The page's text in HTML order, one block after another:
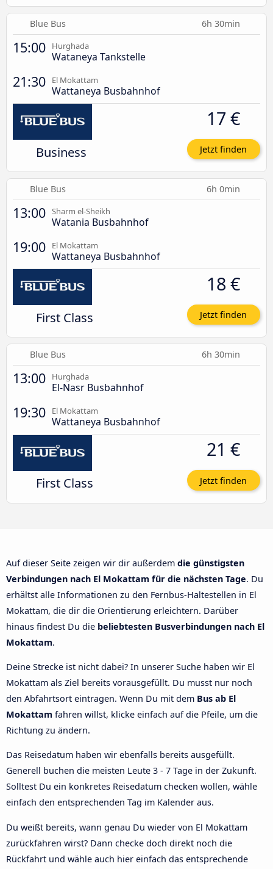
Blue Bus 6h 30min
15:00 Hurghada
Wataneya Tankstelle
21:30 El Mokattam
Wattaneya Busbahnhof
Business
17 €
Jetzt finden
Blue Bus 6h 0min
13:00 Sharm el-Sheikh
Watania Busbahnhof
19:00 El Mokattam
Wattaneya Busbahnhof
First Class
18 €
Jetzt finden
Blue Bus 6h 30min
13:00 Hurghada
El-Nasr Busbahnhof
19:30 El Mokattam
Wattaneya Busbahnhof
First Class
21 €
Jetzt finden
Auf dieser Seite zeigen wir dir außerdem die günstigsten
Verbindungen nach El Mokattam für die nächsten Tage. Du
erhältst alle Informationen zu den Fernbus-Haltestellen in El
Mokattam, die dir die Orientierung erleichtern. Darüber
hinaus findest Du die beliebtesten Busverbindungen nach El
Mokattam.
Deine Strecke ist nicht dabei? In unserer Suche haben wir El
Mokattam als Ziel bereits vorausgefüllt. Du musst nur noch
den Abfahrtsort eintragen. Wenn Du mit dem Bus ab El
Mokattam fahren willst, klicke einfach auf die Pfeile, um die
Richtung zu ändern.
Das Reisedatum haben wir ebenfalls bereits ausgefüllt.
Generell buchen die meisten Leute 3 - 7 Tage in der Zukunft.
Solltest Du ein konkretes Reisedatum checken wollen, wähle
einfach den entsprechenden Tag im Kalender aus.
Du weißt bereits, wann genau Du wieder von El Mokattam
zurückfahren wirst? Dann checke doch direkt noch die
Rückfahrt und wähle auch hier einfach das entsprechende